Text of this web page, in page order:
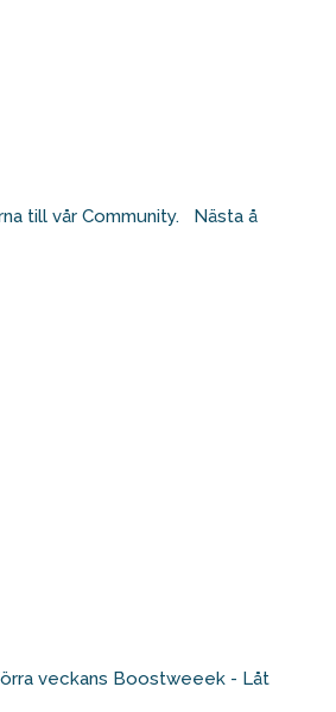
till vår Community. ⁠ ⁠ Nästa å
veckans Boostweeek - Låt